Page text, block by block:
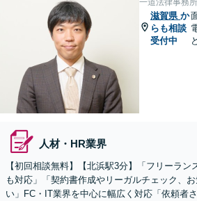
一道法律事務所
滋賀県 か
らも相談
受付中
人材・HR業界
【初回相談無料】【北浜駅3分】「フリーラン
も対応」「契約書作成やリーガルチェック、
い」FC・IT業界を中心に幅広く対応「依頼者